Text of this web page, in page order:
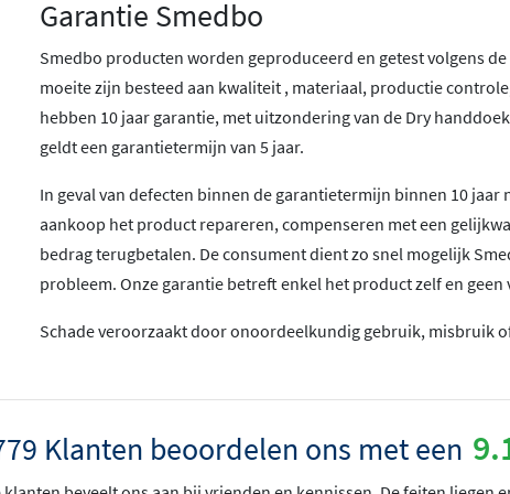
Garantie Smedbo
Smedbo producten worden geproduceerd en getest volgens
moeite zijn besteed aan kwaliteit , materiaal, productie
hebben 10 jaar garantie, met uitzondering van de Dry
geldt een garantietermijn van 5 jaar.
In geval van defecten binnen de garantietermijn binnen 10
aankoop het product repareren, compenseren met een
bedrag terugbetalen. De consument dient zo snel mogelijk
probleem. Onze garantie betreft enkel het product zelf en
Schade veroorzaakt door onoordeelkundig gebruik, misbruik
Klanten beoordelen ons met een